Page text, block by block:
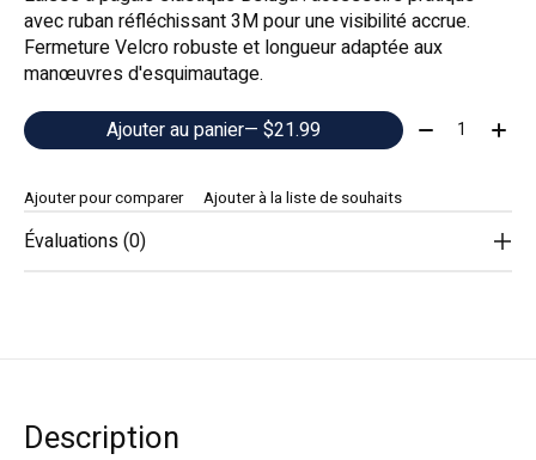
avec ruban réfléchissant 3M pour une visibilité accrue.
Fermeture Velcro robuste et longueur adaptée aux
manœuvres d'esquimautage.
Ajouter au panier
— $21.99 Quantité:
Ajouter pour comparer Ajouter à la liste de souhaits
Évaluations (0)
Description